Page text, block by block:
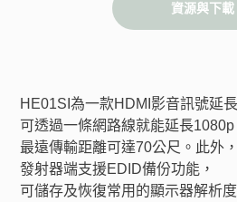
資源與下載
HE01SI為一款HDMI影音訊號延長
可透過一條網路線就能延長1080p
最遠傳輸距離可達70公尺。此外，
發射器端支援EDID備份功能，
可儲存及恢復常用的顯示器解析度